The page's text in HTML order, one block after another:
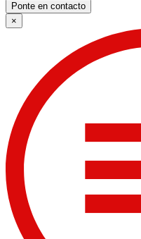
Ponte en contacto
×